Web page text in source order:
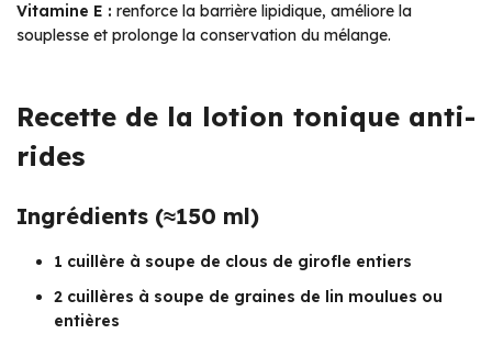
Vitamine E : renforce la barrière lipidique, améliore la
souplesse et prolonge la conservation du mélange.
Recette de la lotion tonique anti-
rides
Ingrédients (≈150 ml)
1 cuillère à soupe de clous de girofle entiers
2 cuillères à soupe de graines de lin moulues ou
entières